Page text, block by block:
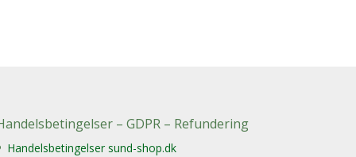
– GDPR – Refundering
Handelsbetingelser sund-shop.dk